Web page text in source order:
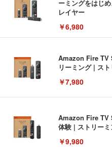
ーミングをはじ
レイヤー
￥6,980
Amazon Fire TV
リーミング | ス
￥7,980
Amazon Fire TV
体験 | ストリー
￥9,980